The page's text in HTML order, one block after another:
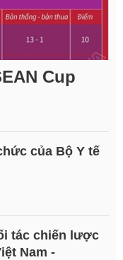
Cup
của Bộ Y tế
tác chiến lược
Nam -